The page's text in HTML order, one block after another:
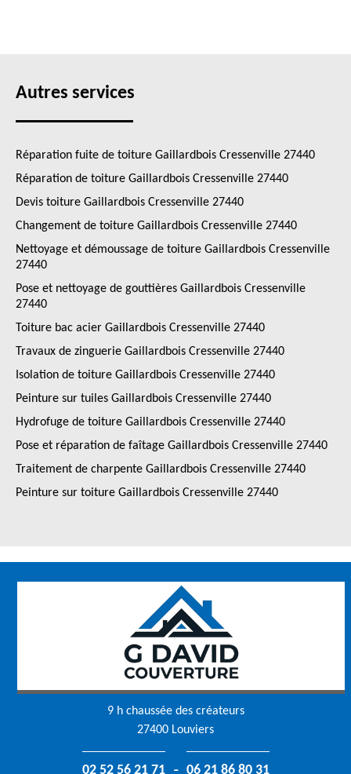
Autres services
Réparation fuite de toiture Gaillardbois Cressenville 27440
Réparation de toiture Gaillardbois Cressenville 27440
Devis toiture Gaillardbois Cressenville 27440
Changement de toiture Gaillardbois Cressenville 27440
Nettoyage et démoussage de toiture Gaillardbois Cressenville
27440
Pose et nettoyage de gouttières Gaillardbois Cressenville
27440
Toiture bac acier Gaillardbois Cressenville 27440
Travaux de zinguerie Gaillardbois Cressenville 27440
Isolation de toiture Gaillardbois Cressenville 27440
Peinture sur tuiles Gaillardbois Cressenville 27440
Hydrofuge de toiture Gaillardbois Cressenville 27440
Pose et réparation de faîtage Gaillardbois Cressenville 27440
Traitement de charpente Gaillardbois Cressenville 27440
Peinture sur toiture Gaillardbois Cressenville 27440
9 h chaussée des créateurs
27400 Louviers
02 52 56 21 71 06 21 86 80 31